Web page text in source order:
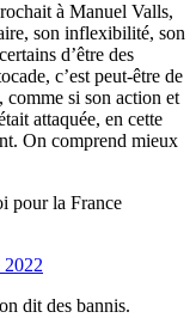
à Manuel Valls,
son inflexibilité, son
d’être des
c’est peut-être de
si son action et
attaquée, en cette
On comprend mieux
pour la France
2022
dit des bannis.